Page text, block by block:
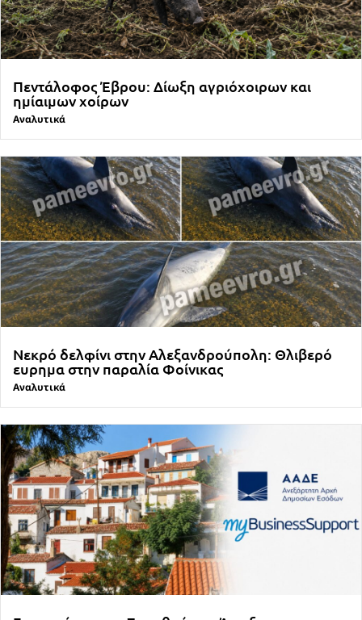
Πεντάλοφος Έβρου: Δίωξη αγριόχοιρων και
ημίαιμων χοίρων
Αναλυτικά
Νεκρό δελφίνι στην Αλεξανδρούπολη: Θλιβερό
ευρημα στην παραλία Φοίνικας
Αναλυτικά